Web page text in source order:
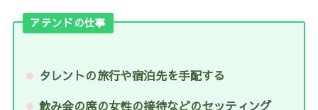
アテンドの仕事
タレントの旅行や宿泊先を手配する
飲み会の席の女性の接待などのセッティング